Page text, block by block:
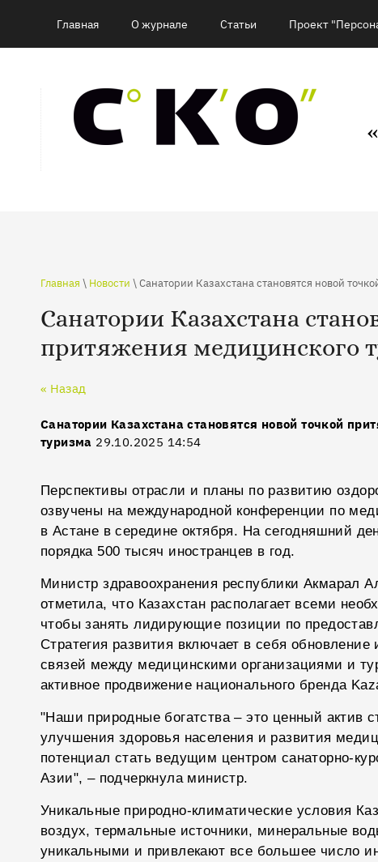
Главная О журнале Статьи Проект
Главная \ Новости \ Санатории Казахстана становятся новой
Санатории Казахстана
притяжения медицинского
« Назад
Санатории Казахстана становятся новой точкой
туризма 29.10.2025 14:54
Перспективы отрасли и планы по развитию
озвучены на международной конференции по
в Астане в середине октября. На сегодняшний
порядка 500 тысяч иностранцев в год.
Министр здравоохранения республики Акмарал
отметила, что Казахстан располагает всеми
чтобы занять лидирующие позиции по
Стратегия развития включает в себя
связей между медицинскими организациями и
активное продвижение национального бренда
"Наши природные богатства – это ценный актив
улучшения здоровья населения и развития
потенциал стать ведущим центром санаторно-
Азии", – подчеркнула министр.
Уникальные природно-климатические условия
воздух, термальные источники, минеральные
уникальными и привлекают все большее число